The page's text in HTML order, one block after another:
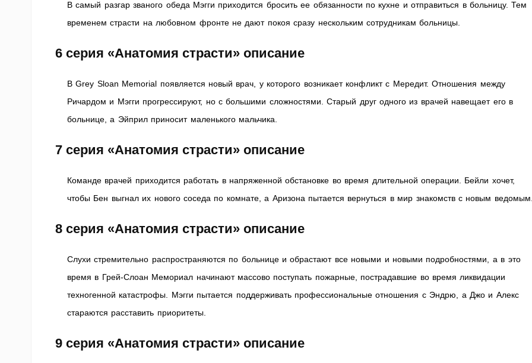
В самый разгар званого обеда Мэгги приходится бросить ее обязанности по кухне и отправиться в больницу. Тем
временем страсти на любовном фронте не дают покоя сразу нескольким сотрудникам больницы.
6 серия «Анатомия страсти» описание
В Grey Sloan Memorial появляется новый врач, у которого возникает конфликт с Мередит. Отношения между
Ричардом и Мэгги прогрессируют, но с большими сложностями. Старый друг одного из врачей навещает его в
больнице, а Эйприл приносит маленького мальчика.
7 серия «Анатомия страсти» описание
Команде врачей приходится работать в напряженной обстановке во время длительной операции. Бейли хочет,
чтобы Бен выгнал их нового соседа по комнате, а Аризона пытается вернуться в мир знакомств с новым
8 серия «Анатомия страсти» описание
Слухи стремительно распространяются по больнице и обрастают все новыми и новыми подробностями, а в это
время в Грей-Слоан Мемориал начинают массово поступать пожарные, пострадавшие во время ликвидации
техногенной катастрофы. Мэгги пытается поддерживать профессиональные отношения с Эндрю, а Джо и Алекс
стараются расставить приоритеты.
9 серия «Анатомия страсти» описание